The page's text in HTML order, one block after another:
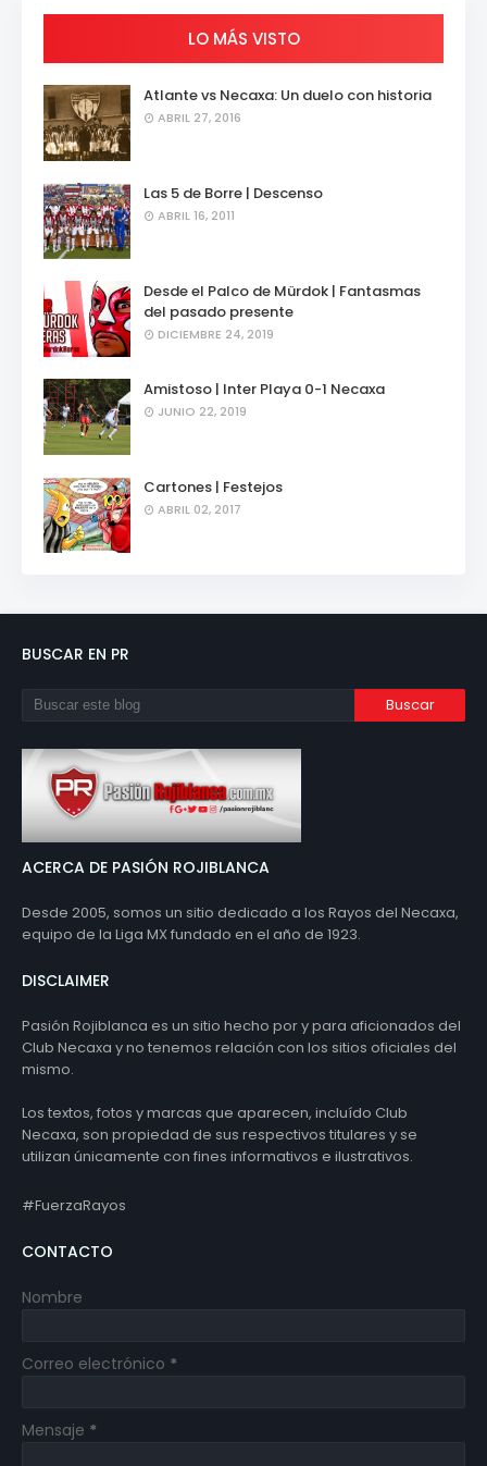
LO MÁS VISTO
Atlante vs Necaxa: Un duelo con historia
ABRIL 27, 2016
Las 5 de Borre | Descenso
ABRIL 16, 2011
Desde el Palco de Mürdok | Fantasmas
del pasado presente
DICIEMBRE 24, 2019
Amistoso | Inter Playa 0-1 Necaxa
JUNIO 22, 2019
Cartones | Festejos
ABRIL 02, 2017
BUSCAR EN PR
ACERCA DE PASIÓN ROJIBLANCA
Desde 2005, somos un sitio dedicado a los Rayos del Necaxa,
equipo de la Liga MX fundado en el año de 1923.
DISCLAIMER
Pasión Rojiblanca es un sitio hecho por y para aficionados del
Club Necaxa y no tenemos relación con los sitios oficiales del
mismo.
Los textos, fotos y marcas que aparecen, incluído Club
Necaxa, son propiedad de sus respectivos titulares y se
utilizan únicamente con fines informativos e ilustrativos.
#FuerzaRayos
CONTACTO
Nombre
Correo electrónico *
Mensaje *